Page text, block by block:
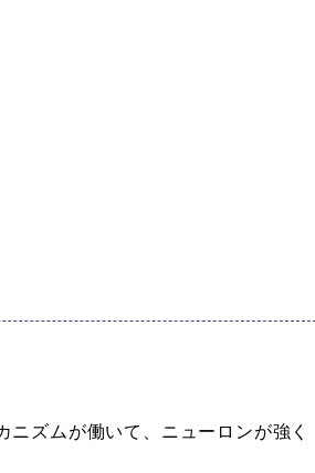
ズムが働いて、ニューロンが強く